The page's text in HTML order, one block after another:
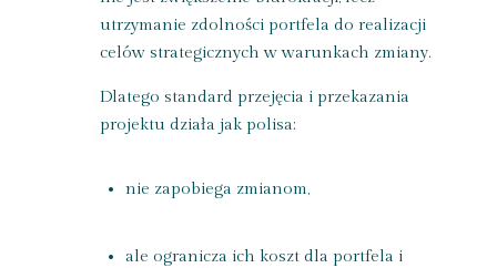
utrzymanie zdolności portfela do realizacji
celów strategicznych w warunkach zmiany.
Dlatego standard przejęcia i przekazania
projektu działa jak polisa:
nie zapobiega zmianom,
ale ogranicza ich koszt dla portfela i